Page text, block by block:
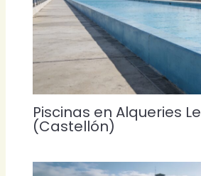
Piscinas en Alqueries
(Castellón)